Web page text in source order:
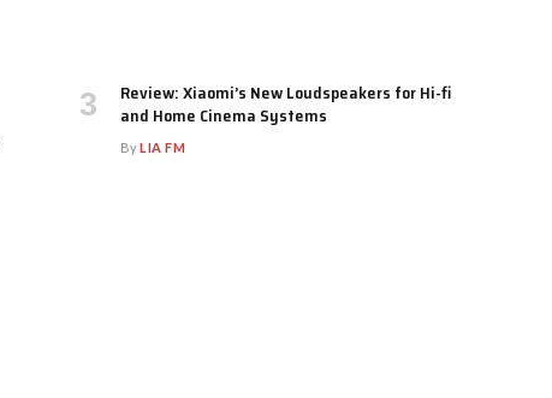
Review: Xiaomi’s New Loudspeakers for Hi-fi
and Home Cinema Systems
ByLIA FM